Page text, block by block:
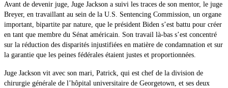
Avant de devenir juge, Juge Jackson a suivi les traces de son mentor, le juge
Breyer, en travaillant au sein de la U.S. Sentencing Commission, un organe
important, bipartite par nature, que le président Biden s’est battu pour créer
en tant que membre du Sénat américain. Son travail là-bas s’est concentré
sur la réduction des disparités injustifiées en matière de condamnation et sur
la garantie que les peines fédérales étaient justes et proportionnées.
Juge Jackson vit avec son mari, Patrick, qui est chef de la division de
chirurgie générale de l’hôpital universitaire de Georgetown, et ses deux